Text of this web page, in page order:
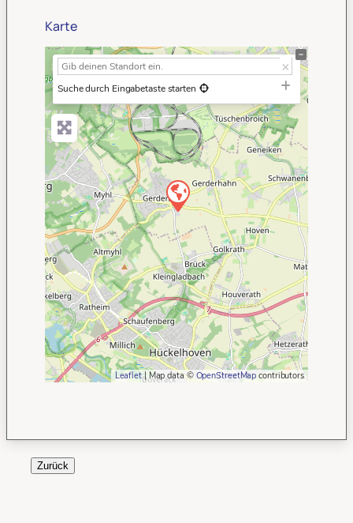
Karte
+
−
Suche durch Eingabetaste starten
Leaflet| Map data © OpenStreetMap contributors
Zurück